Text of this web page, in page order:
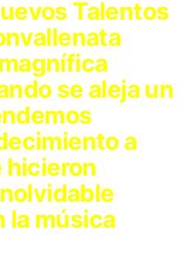
Talentos
se aleja un
a
hicieron
la música